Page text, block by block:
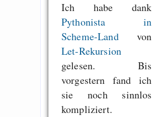
Ich habe dank
Pythonista in
Scheme-Landvon
Let-Rekursion
gelesen. Bis
vorgestern fand ich
sie noch sinnlos
kompliziert.